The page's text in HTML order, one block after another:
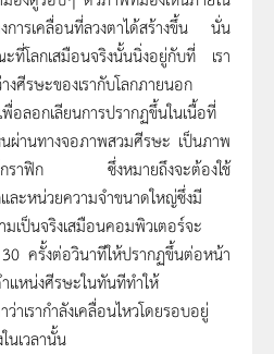
การเคลื่อนที่ลวงตาได้สร้างขึ้น นั่น
ะที่โลกเสมือนจริงนั้นนิ่งอยู่กับที่ เรา
ศีรษะของเรากับโลกภายนอก
อลอกเลียนการปรากฏขึ้นในเนื้อที่
ผ่านทางจอภาพสวมศีรษะ เป็นภาพ
อร์กราฟิก ซึ่งหมายถึงจะต้องใช้
ะหน่วยความจำขนาดใหญ่ซึ่งมี
มเป็นจริงเสมือนคอมพิวเตอร์จะ
30 ครั้งต่อวินาทีให้ปรากฏขึ้นต่อหน้า
แหน่งศีรษะในทันทีทำให้
าเรากำลังเคลื่อนไหวโดยรอบอยู่
นเวลานั้น